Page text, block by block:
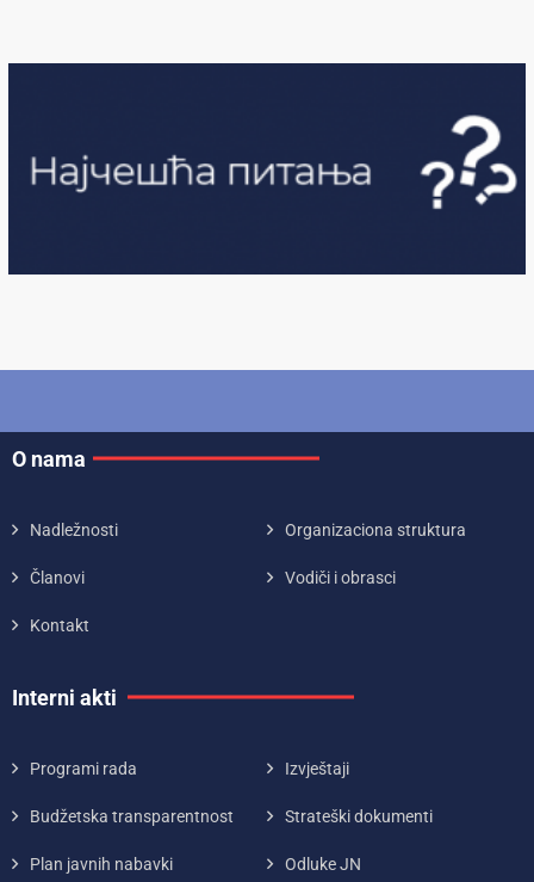
O nama
Nadležnosti Organizaciona struktura
Članovi Vodiči i obrasci
Kontakt
Interni akti
Programi rada Izvještaji
Budžetska transparentnost Strateški dokumenti
Plan javnih nabavki Odluke JN